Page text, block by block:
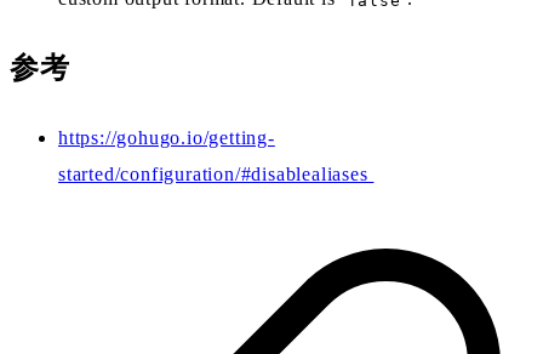
参考
https://gohugo.io/getting-
started/configuration/#disablealiases